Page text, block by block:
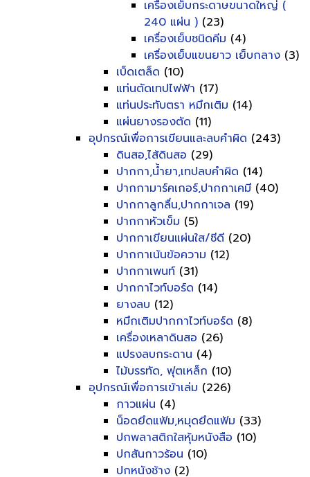
เครื่องเย็บกระดาษขนาดใหญ่ (
240 แผ่น ) (23)
เครื่องเย็บชนิดคีม (4)
เครื่องเย็บแขนยาว เย็บกลาง (3)
เบ็ดเตล็ด (10)
แท่นตัดเทปไฟฟ้า (17)
แท่นประทับตรา หมึกเติม (14)
แผ่นยางรองตัด (11)
อุปกรณ์เพื่อการเขียนและลบคำผิด (243)
ดินสอ,ไส้ดินสอ (29)
ปากกา,น้ำยา,เทปลบคำผิด (14)
ปากกามาร์คเกอร์,ปากกาเคมี (40)
ปากกาลูกลื่น,ปากกาเจล (19)
ปากกาหัวเข็ม (5)
ปากกาเขียนแผ่นใส/ซีดี (20)
ปากกาเน้นข้อความ (12)
ปากกาเพนท์ (31)
ปากกาไวท์บอร์ด (14)
ยางลบ (12)
หมึกเติมปากกาไวท์บอร์ด (8)
เครื่องเหลาดินสอ (26)
แปรงลบกระดาน (4)
ไม้บรรทัด, ฟุตเหล็ก (10)
อุปกรณ์เพื่อการเข้าเล่ม (226)
กาวแผ่น (4)
น็อดยึดแฟ้ม,หมุดยึดแฟ้ม (33)
ปกพลาสติกใสหุ้มหนังสือ (10)
ปกสันกาวร้อน (10)
ปกหนังช้าง (2)